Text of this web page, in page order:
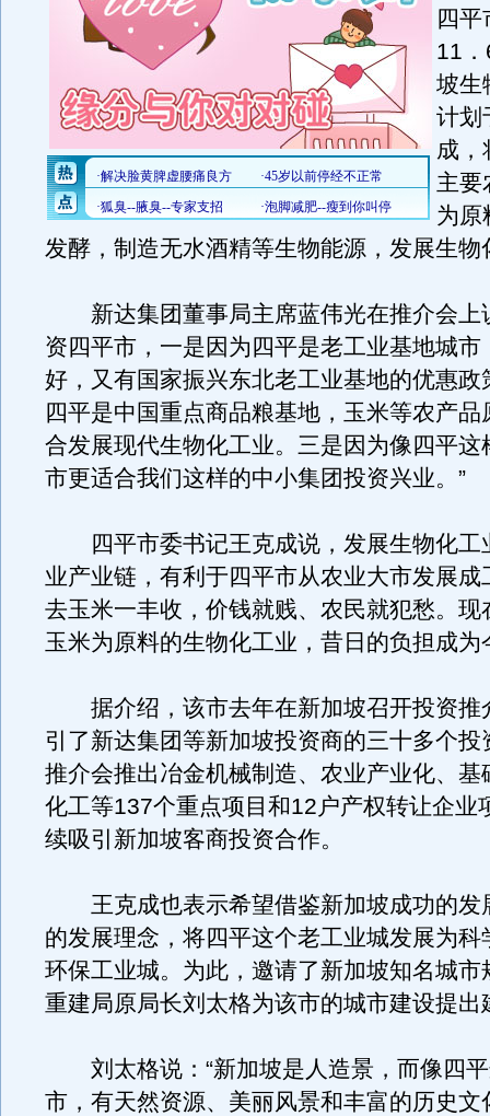
四平
11
坡生
计划
成，
主要
为原
发酵，制造无水酒精等生物能源，发展生物
新达集团董事局主席蓝伟光在推介会上
资四平市，一是因为四平是老工业基地城市
好，又有国家振兴东北老工业基地的优惠政
四平是中国重点商品粮基地，玉米等农产品
合发展现代生物化工业。三是因为像四平这
市更适合我们这样的中小集团投资兴业。”
四平市委书记王克成说，发展生物化工
业产业链，有利于四平市从农业大市发展成
去玉米一丰收，价钱就贱、农民就犯愁。现
玉米为原料的生物化工业，昔日的负担成为
据介绍，该市去年在新加坡召开投资推
引了新达集团等新加坡投资商的三十多个投
推介会推出冶金机械制造、农业产业化、基
化工等137个重点项目和12户产权转让企业
续吸引新加坡客商投资合作。
王克成也表示希望借鉴新加坡成功的发
的发展理念，将四平这个老工业城发展为科
环保工业城。为此，邀请了新加坡知名城市
重建局原局长刘太格为该市的城市建设提出
刘太格说：“新加坡是人造景，而像四平
市，有天然资源、美丽风景和丰富的历史文